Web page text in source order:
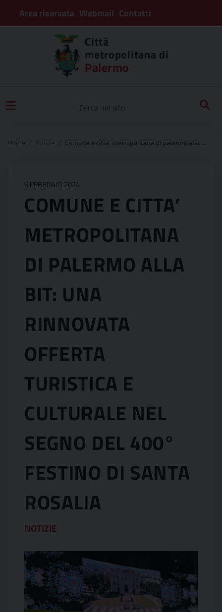
Area riservata Webmail Contatti
Città
metropolitana di
Palermo
6 FEBBRAIO 2024
COMUNE E CITTA’
METROPOLITANA
DI PALERMO ALLA
BIT: UNA
RINNOVATA
OFFERTA
TURISTICA E
CULTURALE NEL
SEGNO DEL 400°
FESTINO DI SANTA
ROSALIA
NOTIZIE